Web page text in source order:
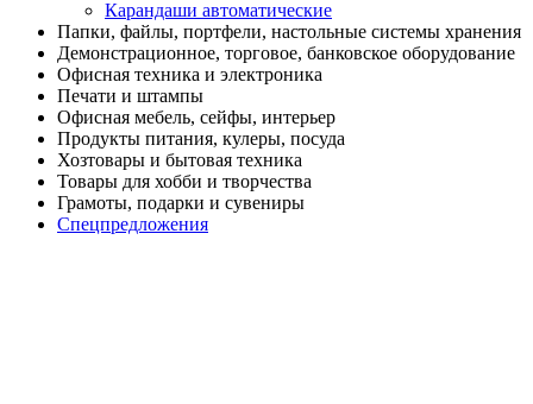
Карандаши автоматические
Папки, файлы, портфели, настольные системы хранения
Демонстрационное, торговое, банковское оборудование
Офисная техника и электроника
Печати и штампы
Офисная мебель, сейфы, интерьер
Продукты питания, кулеры, посуда
Хозтовары и бытовая техника
Товары для хобби и творчества
Грамоты, подарки и сувениры
Спецпредложения